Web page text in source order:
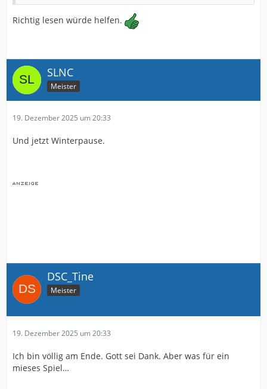
Richtig lesen würde helfen.
SLNC
Meister
19. Dezember 2025 um 20:33
Und jetzt Winterpause.
DSC_Tine
Meister
19. Dezember 2025 um 20:33
Ich bin völlig am Ende. Gott sei Dank. Aber was für ein
mieses Spiel…